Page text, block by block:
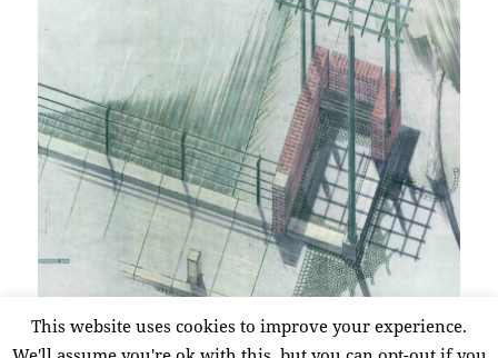
This website uses cookies to improve your experience.